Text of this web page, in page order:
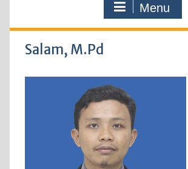
Menu
Salam, M.Pd